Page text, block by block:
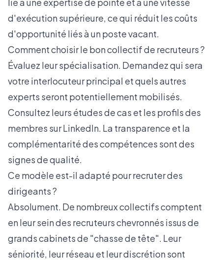
d'exécution supérieure, ce qui réduit les coûts
d'opportunité liés à un poste vacant.
Comment choisir le bon collectif de recruteurs ?
Évaluez leur spécialisation. Demandez qui sera
votre interlocuteur principal et quels autres
experts seront potentiellement mobilisés.
Consultez leurs études de cas et les profils des
membres sur LinkedIn. La transparence et la
complémentarité des compétences sont des
signes de qualité.
Ce modèle est-il adapté pour recruter des
dirigeants ?
Absolument. De nombreux collectifs comptent
en leur sein des recruteurs chevronnés issus de
grands cabinets de "chasse de tête". Leur
séniorité, leur réseau et leur discrétion sont